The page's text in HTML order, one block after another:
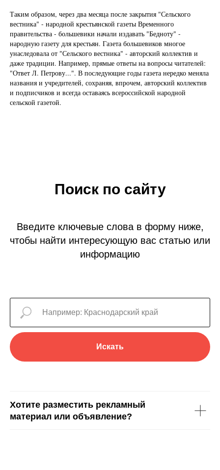
Таким образом, через два месяца после закрытия "Сельского
вестника" - народной крестьянской газеты Временного
правительства - большевики начали издавать "Бедноту" -
народную газету для крестьян. Газета большевиков многое
унаследовала от "Сельского вестника" - авторский коллектив и
даже традиции. Например, прямые ответы на вопросы читателей:
"Ответ Л. Петрову...". В последующие годы газета нередко меняла
названия и учредителей, сохраняя, впрочем, авторский коллектив
и подписчиков и всегда оставаясь всероссийской народной
сельской газетой.
Поиск по сайту
Введите ключевые слова в форму ниже,
чтобы найти интересующую вас статью или
информацию
Искать
Хотите разместить рекламный
материал или объявление?